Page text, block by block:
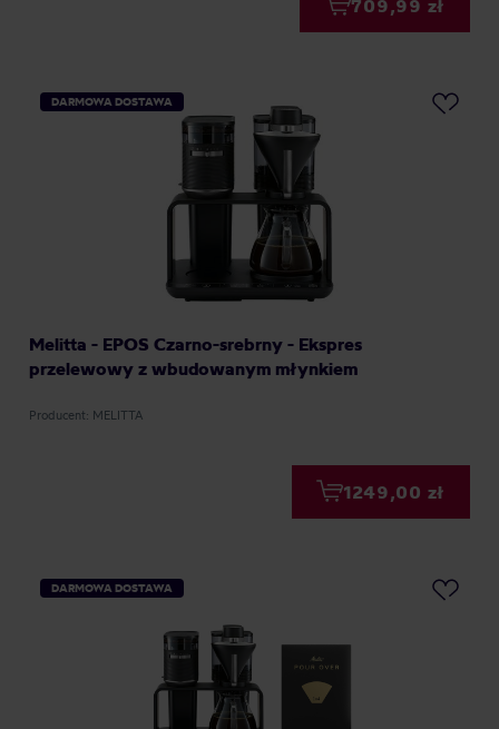
709,99 zł
DARMOWA DOSTAWA
Melitta - EPOS Czarno-srebrny - Ekspres
przelewowy z wbudowanym młynkiem
Producent: MELITTA
1249,00 zł
DARMOWA DOSTAWA